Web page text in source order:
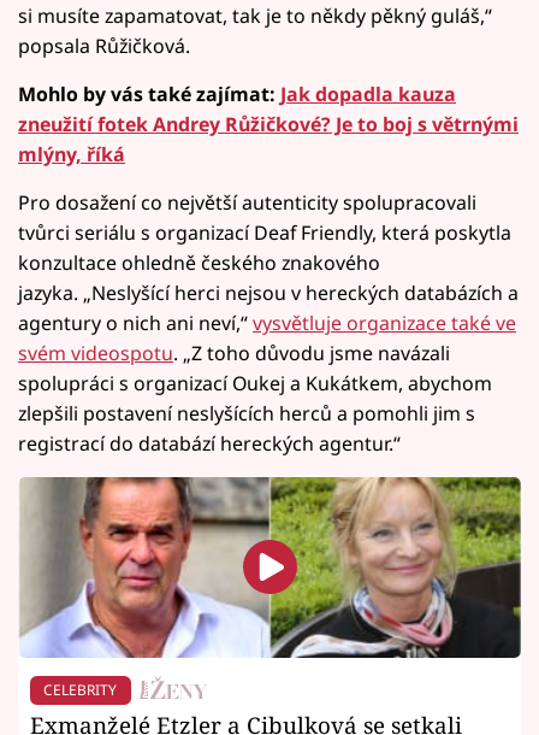
si musíte zapamatovat, tak je to někdy pěkný guláš,“
popsala Růžičková.
Mohlo by vás také zajímat: Jak dopadla kauza
zneužití fotek Andrey Růžičkové? Je to boj s větrnými
mlýny, říká
Pro dosažení co největší autenticity spolupracovali
tvůrci seriálu s organizací Deaf Friendly, která poskytla
konzultace ohledně českého znakového
jazyka. „Neslyšící herci nejsou v hereckých databázích a
agentury o nich ani neví,“vysvětluje organizace také ve
svém videospotu. „Z toho důvodu jsme navázali
spolupráci s organizací Oukej a Kukátkem, abychom
zlepšili postavení neslyšících herců a pomohli jim s
registrací do databází hereckých agentur.“
CELEBRITY
Exmanželé Etzler a Cibulková se setkali